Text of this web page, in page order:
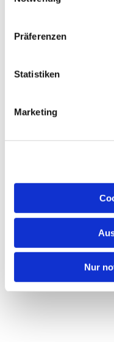
Präferenzen
Statistiken
Marketing
Nur
Dies